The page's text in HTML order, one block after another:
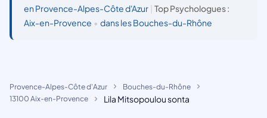
en Provence-Alpes-Côte d'Azur
Top Psychologues :
Aix-en-Provence • dans les Bouches-du-Rhône
Provence-Alpes-Côte d'Azur
Bouches-du-Rhône
13100 Aix-en-Provence
Lila Mitsopoulou sonta